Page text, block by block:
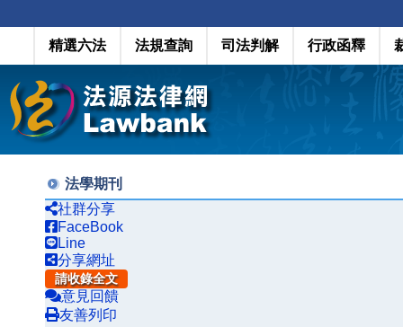
精選六法 法規查詢 司法判解 行政函釋
法學期刊
社群分享
FaceBook
Line
分享網址
請收錄全文
意見回饋
友善列印